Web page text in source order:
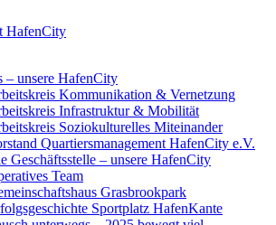
HafenCity
– unsere HafenCity
Kommunikation & Vernetzung
Infrastruktur & Mobilität
Soziokulturelles Miteinander
Quartiersmanagement HafenCity e.V.
Geschäftsstelle – unsere HafenCity
Team
Grasbrookpark
Sportplatz HafenKante